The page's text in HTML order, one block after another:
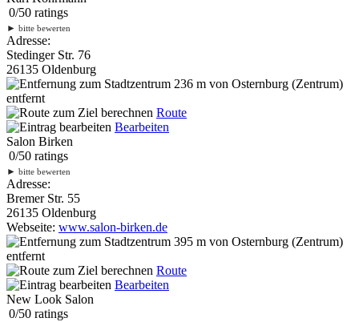
0/50 ratings
► bitte bewerten
Adresse:
Stedinger Str. 76
26135 Oldenburg
236 m von Osternburg (Zentrum)
entfernt
Route
Bearbeiten
Salon Birken
0/50 ratings
► bitte bewerten
Adresse:
Bremer Str. 55
26135 Oldenburg
Webseite: www.salon-birken.de
395 m von Osternburg (Zentrum)
entfernt
Route
Bearbeiten
New Look Salon
0/50 ratings